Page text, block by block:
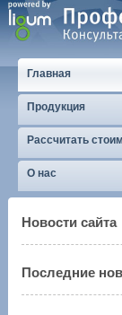
Главная
Продукция
Рассчитать
О нас
Новости сайта
Последние